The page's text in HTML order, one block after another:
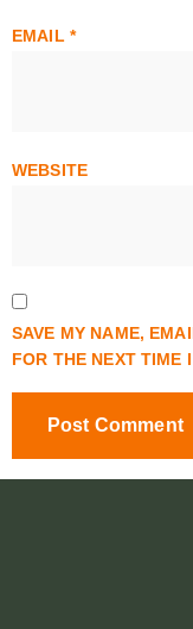
EMAIL *
WEBSITE
SAVE MY NAME,
FOR THE NEXT TIME